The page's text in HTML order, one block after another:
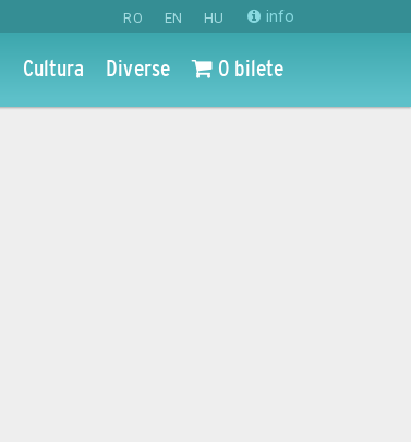
RO EN HU info
Cultura Diverse 0 bilete